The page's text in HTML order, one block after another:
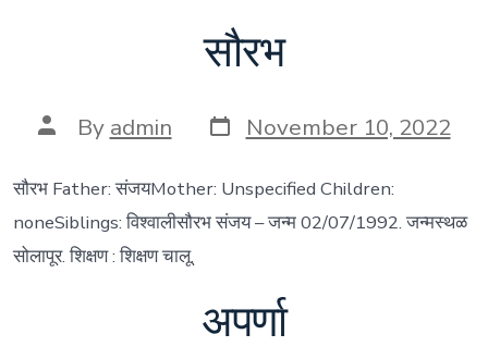
सौरभ
Post
author
By admin Post
date
November 10, 2022
सौरभ Father: संजयMother: Unspecified Children:
noneSiblings: विश्वालीसौरभ संजय – जन्म 02/07/1992. जन्मस्थळ
सोलापूर. शिक्षण : शिक्षण चालू.
अपर्णा